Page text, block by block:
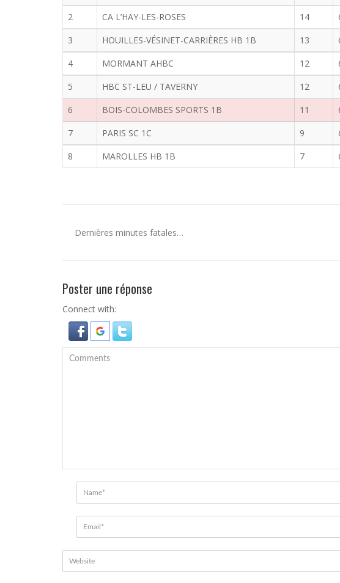
2
CA L’HAY-LES-ROSES 14
3
HOUILLES-VÉSINET-CARRIÈRES HB 1B 13
4
MORMANT AHBC 12
5
HBC ST-LEU / TAVERNY 12
6
BOIS-COLOMBES SPORTS 1B 11
7
PARIS SC 1C 9
8
MAROLLES HB 1B 7
Dernières minutes fatales…
Poster une réponse
Connect with: